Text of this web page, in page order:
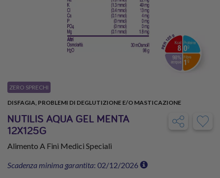
​ZERO SPRECHI
DISFAGIA, PROBLEMI DI DEGLUTIZIONE E/O MASTICAZIONE
NUTILIS AQUA GEL MENTA
12X125G
Alimento A Fini Medici Speciali
Scadenza minima garantita: 02/12/2026